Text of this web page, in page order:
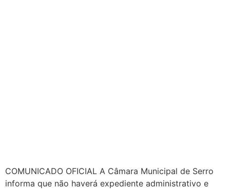
COMUNICADO OFICIAL A Câmara Municipal de Serro
informa que não haverá expediente administrativo e